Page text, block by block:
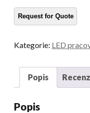
Kategorie: LED
Popis
Popis